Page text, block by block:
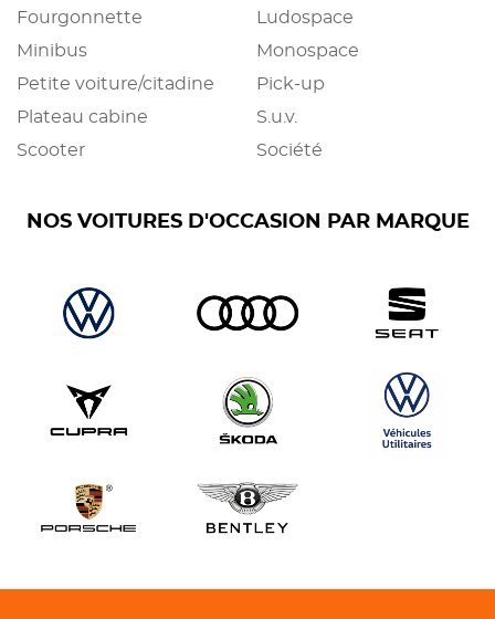
Fourgonnette
Ludospace
Minibus
Monospace
Petite voiture/citadine
Pick-up
Plateau cabine
S.u.v.
Scooter
Société
NOS VOITURES D'OCCASION PAR MARQUE